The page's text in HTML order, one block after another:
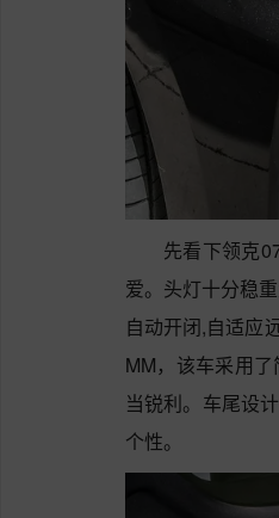
先看下领克
爱。头灯十分稳
自动开闭,自适应
MM，该车采用
当锐利。车尾设
个性。